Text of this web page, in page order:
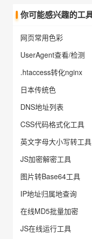
你可能感兴趣的工
网页常用色彩
UserAgent查看/检测
.htaccess转化nginx
日本传统色
DNS地址列表
CSS代码格式化工具
英文字母大小写转工具
JS加密解密工具
图片转Base64工具
IP地址归属地查询
在线MD5批量加密
JS在线运行工具